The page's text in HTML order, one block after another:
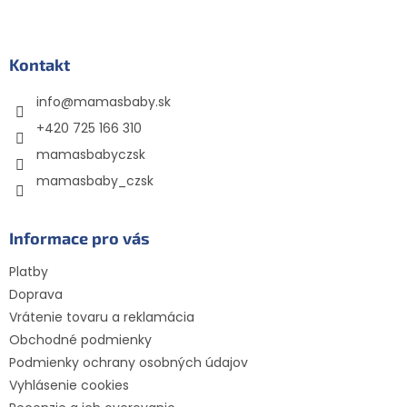
Kontakt
info@mamasbaby.sk
+420 725 166 310
mamasbabyczsk
mamasbaby_czsk
Informace pro vás
Platby
Doprava
Vrátenie tovaru a reklamácia
Obchodné podmienky
Podmienky ochrany osobných údajov
Vyhlásenie cookies